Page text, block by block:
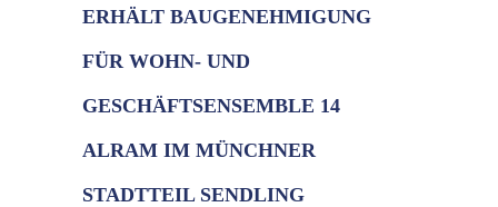
ERHÄLT BAUGENEHMIGUNG
FÜR WOHN- UND
GESCHÄFTSENSEMBLE 14
ALRAM IM MÜNCHNER
STADTTEIL SENDLING